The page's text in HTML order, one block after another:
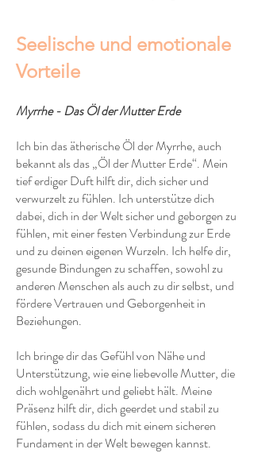
Seelische und emotionale
Vorteile
Myrrhe - Das Öl der Mutter Erde
Ich bin das ätherische Öl der Myrrhe, auch
bekannt als das „Öl der Mutter Erde“. Mein
tief erdiger Duft hilft dir, dich sicher und
verwurzelt zu fühlen. Ich unterstütze dich
dabei, dich in der Welt sicher und geborgen zu
fühlen, mit einer festen Verbindung zur Erde
und zu deinen eigenen Wurzeln. Ich helfe dir,
gesunde Bindungen zu schaffen, sowohl zu
anderen Menschen als auch zu dir selbst, und
fördere Vertrauen und Geborgenheit in
Beziehungen.
Ich bringe dir das Gefühl von Nähe und
Unterstützung, wie eine liebevolle Mutter, die
dich wohlgenährt und geliebt hält. Meine
Präsenz hilft dir, dich geerdet und stabil zu
fühlen, sodass du dich mit einem sicheren
Fundament in der Welt bewegen kannst.